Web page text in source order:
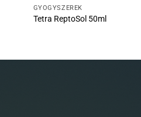
GYÓGYSZEREK
Tetra ReptoSol 50ml